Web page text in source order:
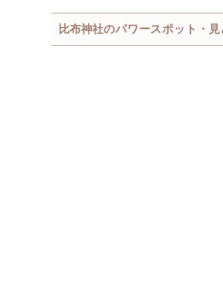
比布神社のパワースポット・見